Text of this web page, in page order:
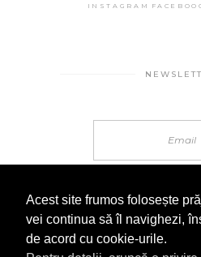
INSTAGRAM
Acest site frumos folosește
vei continua să îl navighezi,
de acord cu cookie-urile.